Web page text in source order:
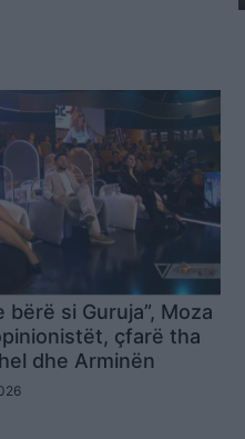
bërë si Guruja”, Moza
çfarë tha
dhe Arminën